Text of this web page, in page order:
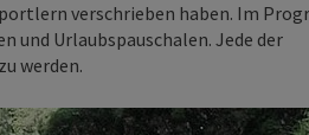
verschrieben haben. Im
und Urlaubspauschalen. Jede der
werden.